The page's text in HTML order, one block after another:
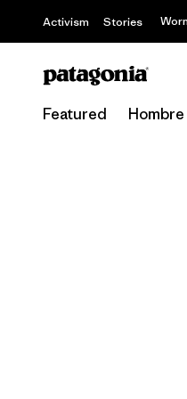
Activism Stories
Featured Hombre